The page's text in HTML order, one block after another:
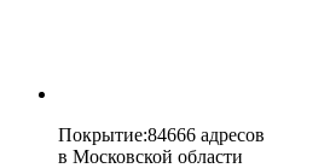
Покрытие:84666 адресов
в Московской области